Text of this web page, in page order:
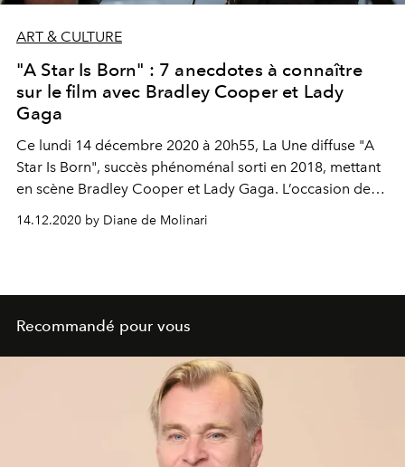
ART & CULTURE
"A Star Is Born" : 7 anecdotes à connaître
sur le film avec Bradley Cooper et Lady
Gaga
Ce lundi 14 décembre 2020 à 20h55, La Une diffuse "A
Star Is Born", succès phénoménal sorti en 2018, mettant
en scène Bradley Cooper et Lady Gaga. L’occasion de
découvrir les 7 secrets de tournage du premier long-
métrage de l'acteur.
14.12.2020 by Diane de Molinari
Recommandé pour vous